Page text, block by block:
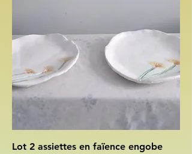
Lot 2 assiettes en faïence engobe